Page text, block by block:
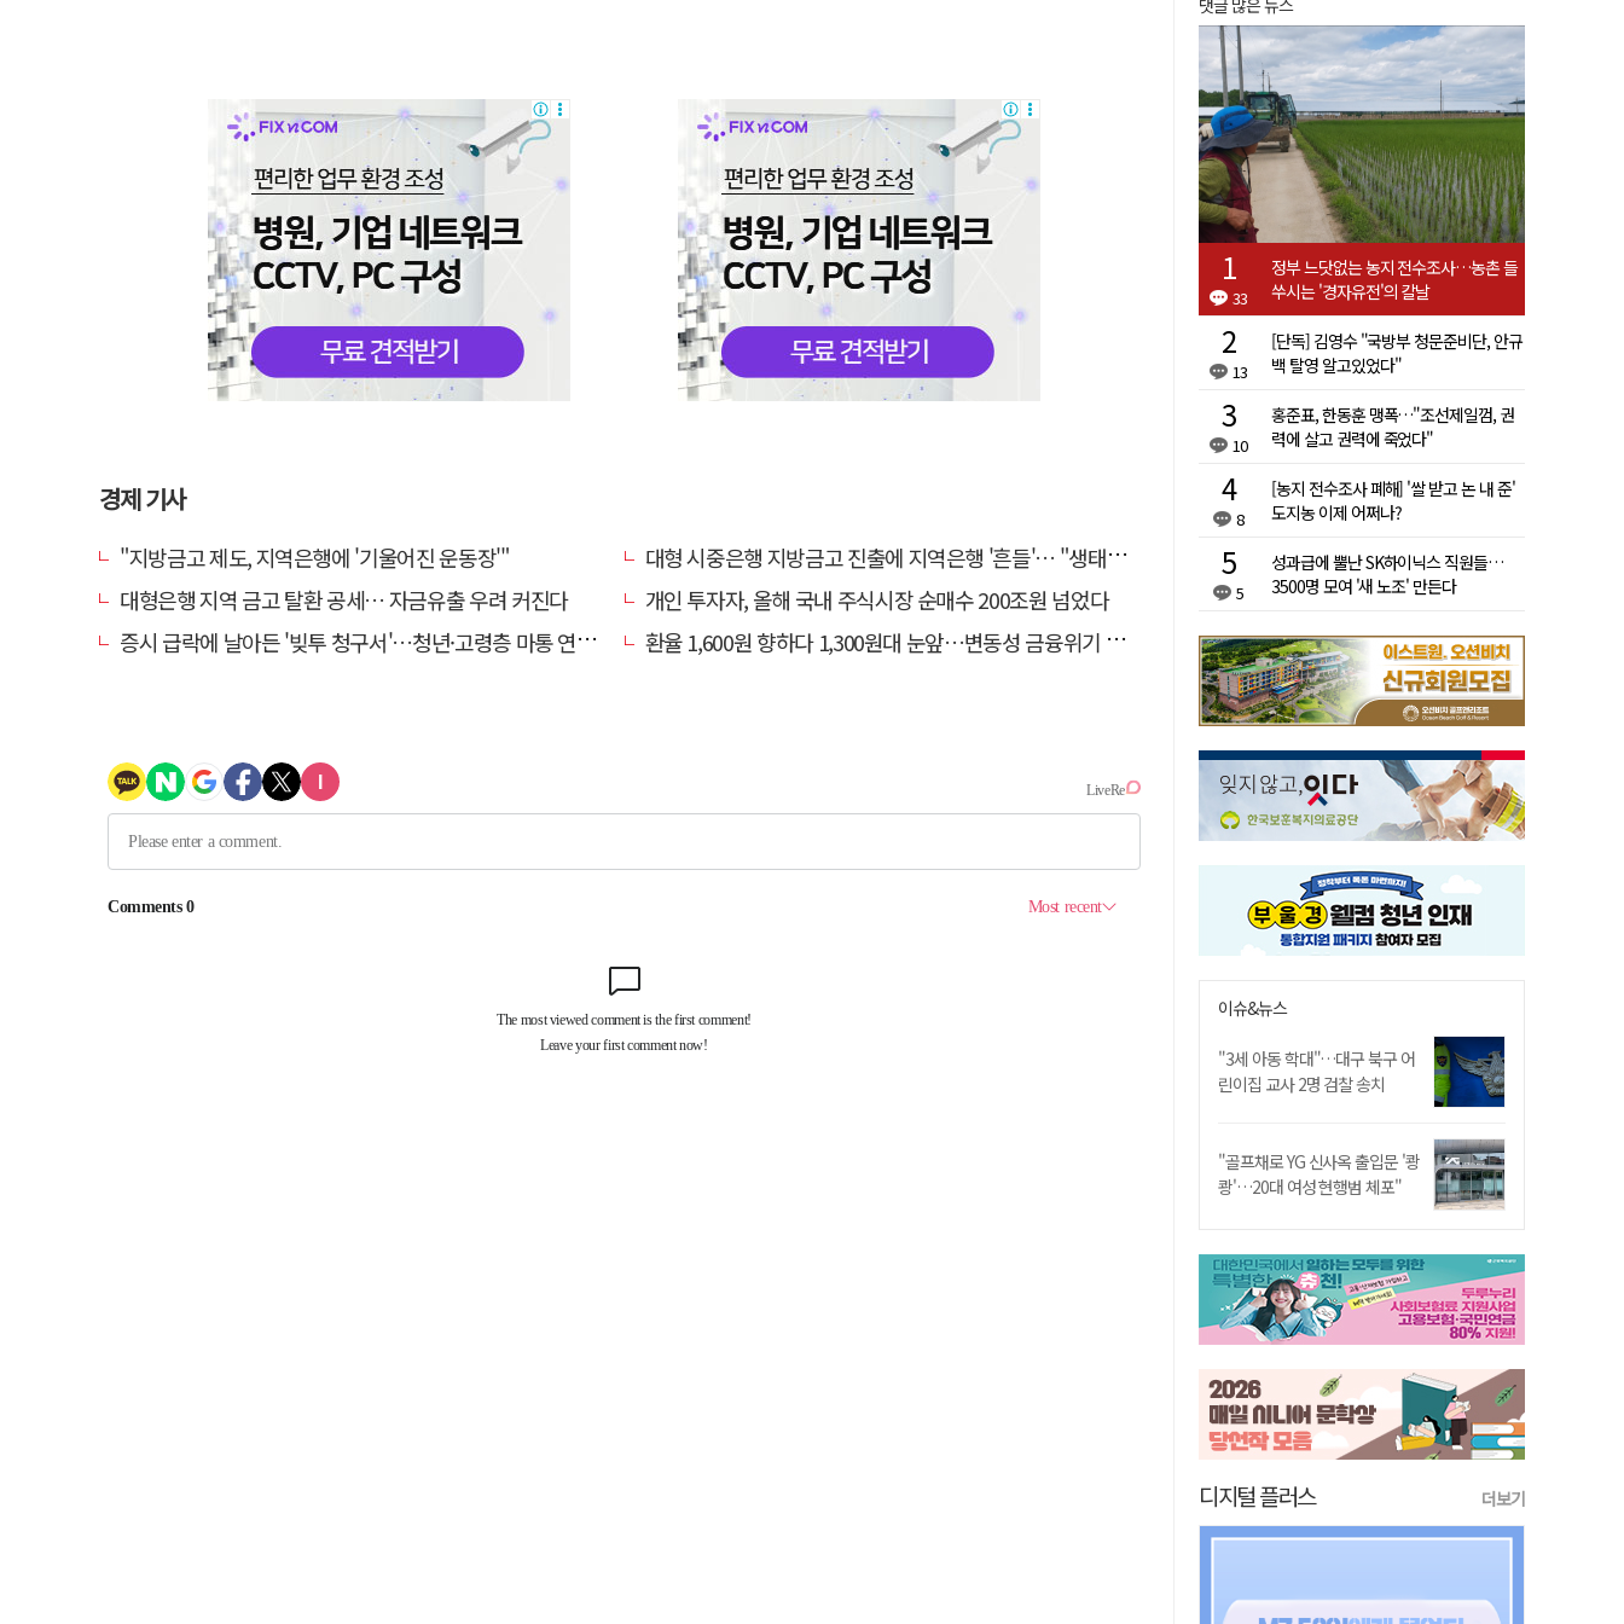
경제 기사
"지방금고 제도, 지역은행에 '기울어진 운동장'"
대형 시중은행 지방금고 진출에 지역은행 '흔들'… "생태계 보호 장치 필요"
대형은행 지역 금고 탈환 공세… 자금유출 우려 커진다
개인 투자자, 올해 국내 주식시장 순매수 200조원 넘었다
증시 급락에 날아든 '빚투 청구서'…청년·고령층 마통 연체↑
환율 1,600원 향하다 1,300원대 눈앞…변동성 금융위기 후 최고
댓글 많은 뉴스
33
정부 느닷없는 농지 전수조사…농촌 들
쑤시는 '경자유전'의 칼날
13
[단독] 김영수 "국방부 청문준비단, 안규
백 탈영 알고있었다"
10
홍준표, 한동훈 맹폭…"조선제일껌, 권
력에 살고 권력에 죽었다"
8
[농지 전수조사 폐해] '쌀 받고 논 내 준'
도지농 이제 어쩌나?
5
성과급에 뿔난 SK하이닉스 직원들…
3500명 모여 '새 노조' 만든다
이슈&뉴스
"3세 아동 학대"…대구 북구 어
린이집 교사 2명 검찰 송치
"골프채로 YG 신사옥 출입문 '쾅
쾅'…20대 여성 현행범 체포"
디지털 플러스 더보기